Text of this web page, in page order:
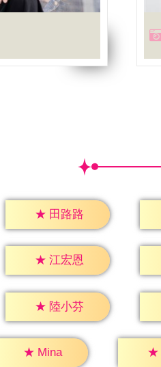
★ 田路路
★ 江宏恩
★ 陸小芬
★ Mina ★